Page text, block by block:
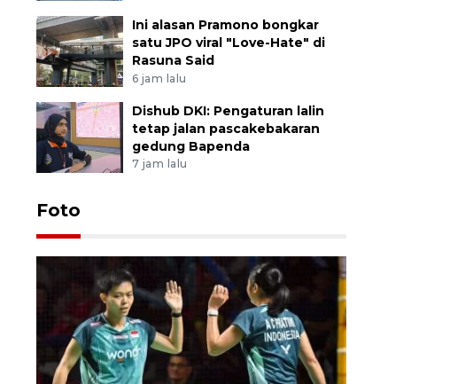
Ini alasan Pramono bongkar
satu JPO viral "Love-Hate" di
Rasuna Said
6 jam lalu
Dishub DKI: Pengaturan lalin
tetap jalan pascakebakaran
gedung Bapenda
7 jam lalu
Foto